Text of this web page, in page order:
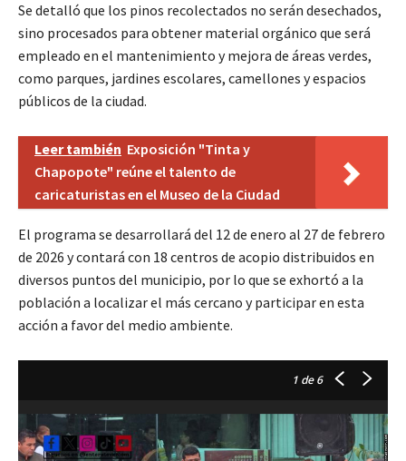
Se detalló que los pinos recolectados no serán desechados,
sino procesados para obtener material orgánico que será
empleado en el mantenimiento y mejora de áreas verdes,
como parques, jardines escolares, camellones y espacios
públicos de la ciudad.
Leer también Exposición "Tinta y
Chapopote" reúne el talento de
caricaturistas en el Museo de la Ciudad
El programa se desarrollará del 12 de enero al 27 de febrero
de 2026 y contará con 18 centros de acopio distribuidos en
diversos puntos del municipio, por lo que se exhortó a la
población a localizar el más cercano y participar en esta
acción a favor del medio ambiente.
1 de 6